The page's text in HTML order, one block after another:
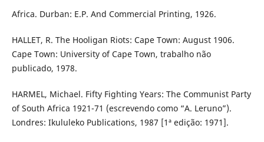
Africa. Durban: E.P. And Commercial Printing, 1926.
HALLET, R. The Hooligan Riots: Cape Town: August 1906.
Cape Town: University of Cape Town, trabalho não
publicado, 1978.
HARMEL, Michael. Fifty Fighting Years: The Communist Party
of South Africa 1921-71 (escrevendo como “A. Leruno”).
Londres: Ikululeko Publications, 1987 [1ª edição: 1971].